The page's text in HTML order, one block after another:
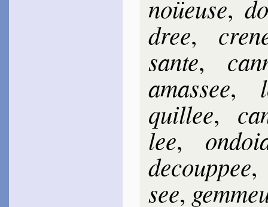
noüeuse,
dree,
sante,
amas­see,
quil­lee,
lee,
de­coup­pee,
see,